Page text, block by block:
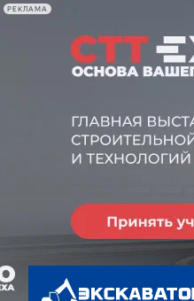
РЕКЛАМА